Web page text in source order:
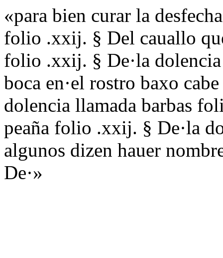
«para bien curar la
folio .xxij. § Del cauallo
folio .xxij. § De·la dolencia
boca en·el rostro baxo
dolencia llamada barbas
peaña folio .xxij. § De·la
algunos dizen hauer
De·»